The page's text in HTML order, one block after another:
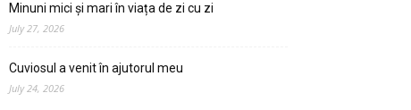
Minuni mici și mari în viața de zi cu zi
July 27, 2026
Cuviosul a venit în ajutorul meu
July 24, 2026